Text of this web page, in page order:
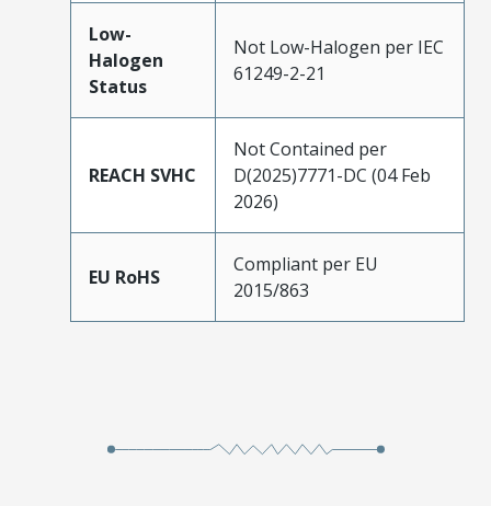
Low-
Halogen
Status
Not Low-Halogen per IEC
61249-2-21
REACH SVHC
Not Contained per
D(2025)7771-DC (04 Feb
2026)
EU RoHS
Compliant per EU
2015/863